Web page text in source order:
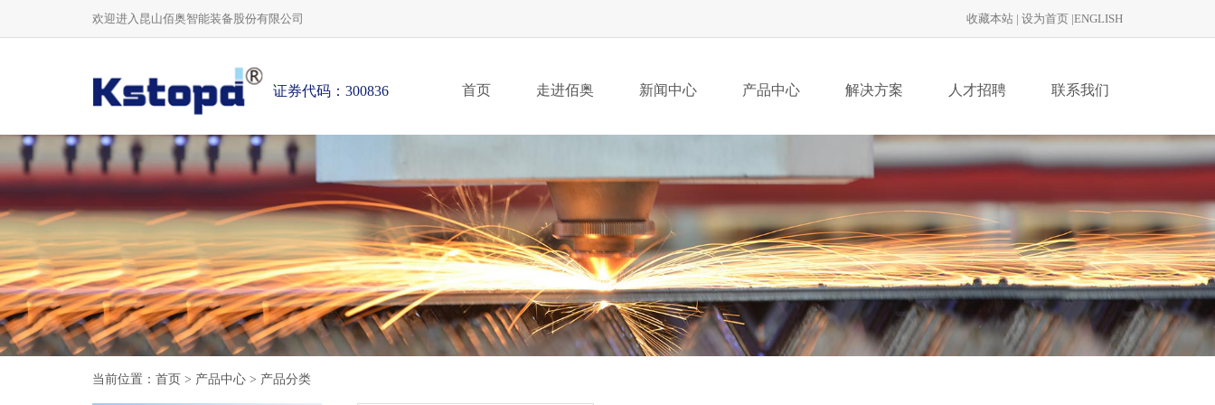
欢迎进入昆山佰奥智能装备股份有限公司 收藏本站 | 设为首页 |ENGLISH
证券代码：300836 首页 走进佰奥 新闻中心 产品中心 解决方案 人才招聘 联系我们
当前位置： 首页 > 产品中心 > 产品分类